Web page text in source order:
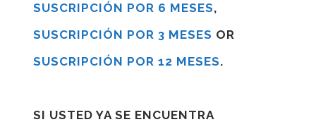
SUSCRIPCIÓN POR 6 MESES,
SUSCRIPCIÓN POR 3 MESES OR
SUSCRIPCIÓN POR 12 MESES.
SI USTED YA SE ENCUENTRA